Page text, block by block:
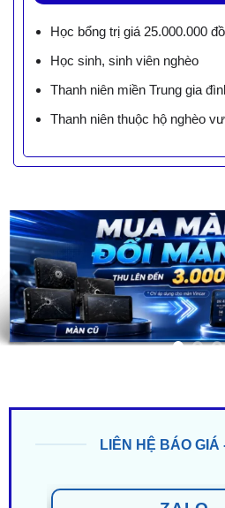
Học bổng trị giá 25.000.000
Học sinh, sinh viên nghèo
Thanh niên miền Trung gia
Thanh niên thuộc hộ nghèo